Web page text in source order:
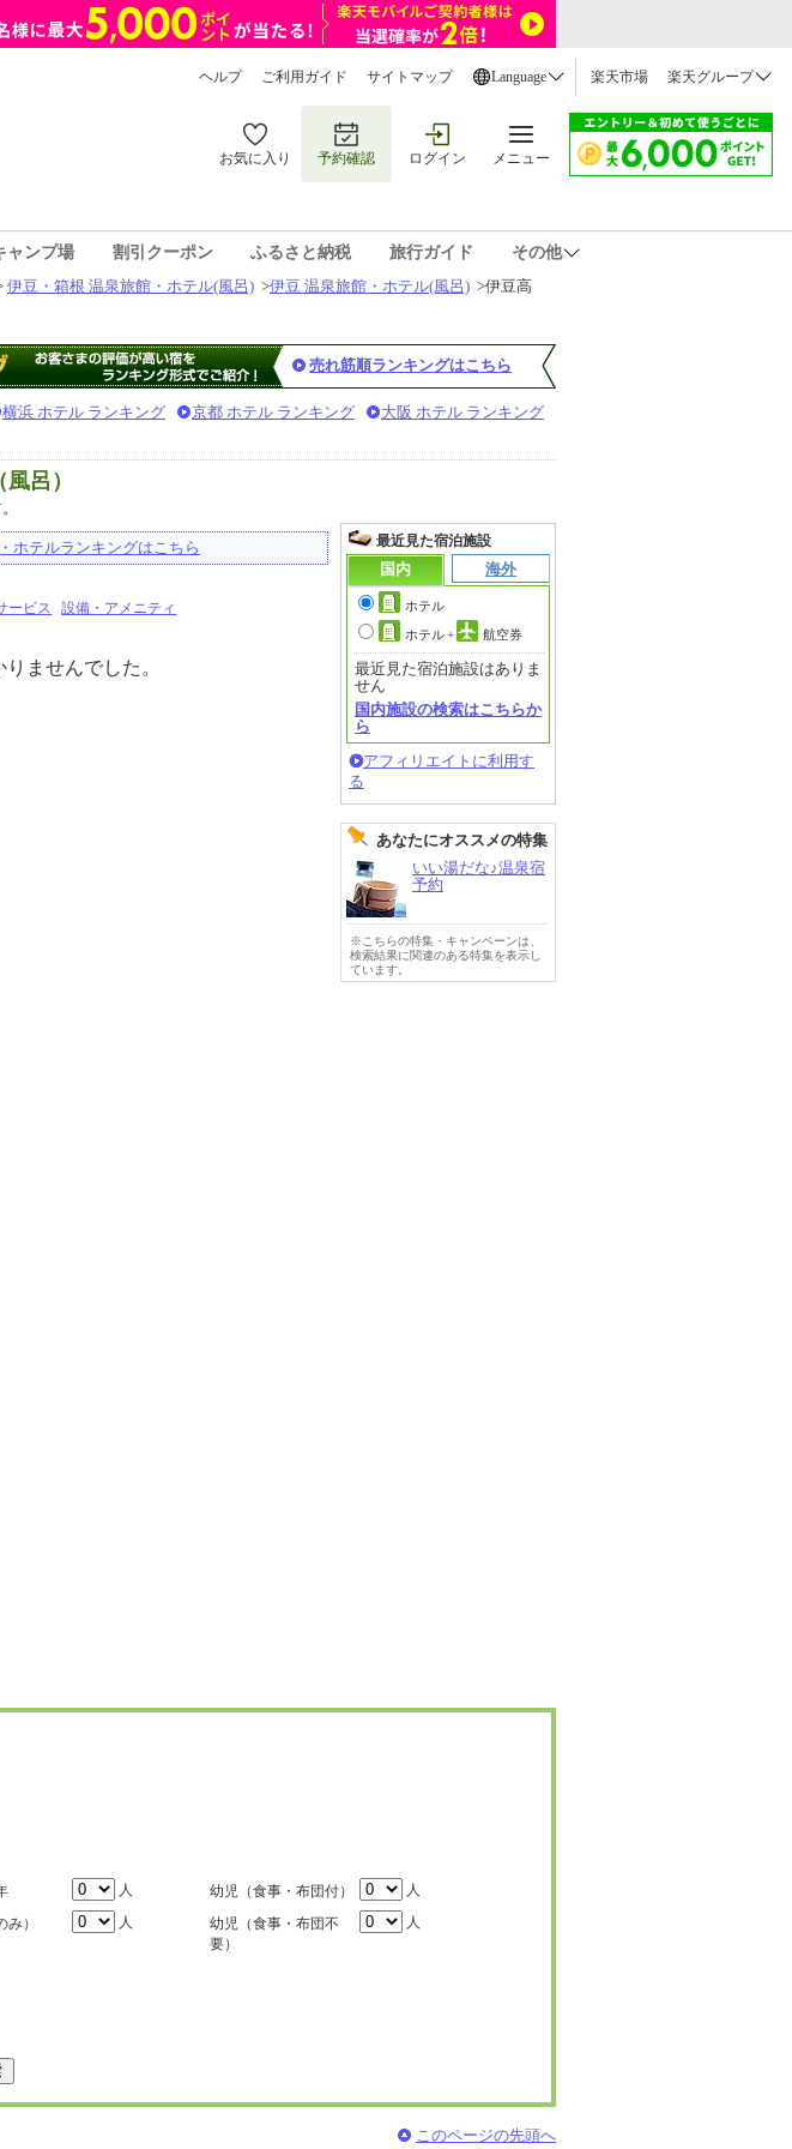
ヘルプ ご利用ガイド サイトマップ Language 楽天市場 楽天グループ
お気に入り 予約確認 ログイン メニュー
ャンプ場 割引クーポン ふるさと納税 旅行ガイド
その他
伊豆・箱根 温泉旅館・ホテル(風呂) >伊豆 温泉旅館・ホテル(風呂) >伊豆高
売れ筋順ランキングはこちら
横浜 ホテル ランキング 京都 ホテル ランキング 大阪 ホテル ランキング
呂）
ホテルランキングはこちら
ービス 設備・アメニティ
ませんでした。
最近見た宿泊施設
国内
海外
ホテル
ホテル+ 航空券
最近見た宿泊施設はありま
せん
国内施設の検索はこちらか
ら
アフィリエイトに利用す
る
あなたにオススメの特集
いい湯だな♪温泉宿
予約
※こちらの特集・キャンペーンは、
検索結果に関連のある特集を表示し
ています。
人 幼児（食事・布団付）
人
） 人
幼児（食事・布団不
要）
人
このページの先頭へ